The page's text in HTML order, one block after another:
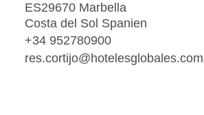
ES29670 Marbella
Costa del Sol Spanien
+34 952780900
res.cortijo@hotelesglobales.com